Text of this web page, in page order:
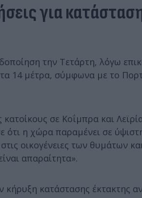
για
την Τετάρτη, λόγω
14 μέτρα, σύμφωνα με το
σε Κοΐμπρα και
ότι η χώρα παραμένει σε
οικογένειες των θυμάτων
απαραίτητα».
κατάστασης έκτακτης